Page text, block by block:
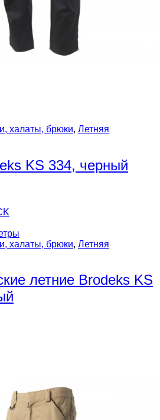
халаты, брюки, Летняя
KS 334, черный
халаты, брюки, Летняя
летние Brodeks KS